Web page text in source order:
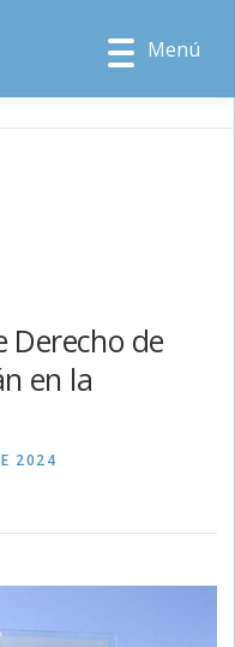
Menú
Derecho de
en la
2024